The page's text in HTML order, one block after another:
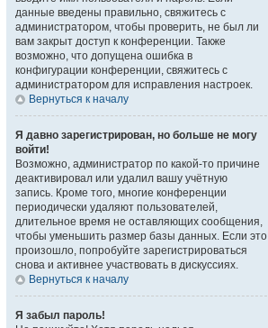
данные введены правильно, свяжитесь с
администратором, чтобы проверить, не был ли
вам закрыт доступ к конференции. Также
возможно, что допущена ошибка в
конфигурации конференции, свяжитесь с
администратором для исправления настроек.
Вернуться к началу
Я давно зарегистрирован, но больше не могу
войти!
Возможно, администратор по какой-то причине
деактивировал или удалил вашу учётную
запись. Кроме того, многие конференции
периодически удаляют пользователей,
длительное время не оставляющих сообщения,
чтобы уменьшить размер базы данных. Если это
произошло, попробуйте зарегистрироваться
снова и активнее участвовать в дискуссиях.
Вернуться к началу
Я забыл пароль!